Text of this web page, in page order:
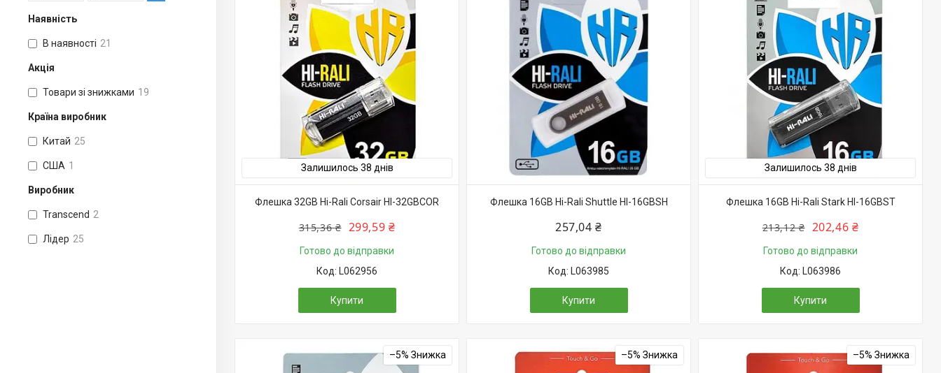
Наявність
В наявності 21
Акція
Товари зі знижками 19
Країна виробник
Китай 25
США 1
Виробник
Transcend 2
Лідер 25
Залишилось 38 днів
Флешка 32GB Hi-Rali Corsair HI-32GBCOR
315,36 ₴ 299,59 ₴
Готово до відправки
L062956
Купити
Флешка 16GB Hi-Rali Shuttle HI-16GBSH
257,04 ₴
Готово до відправки
L063985
Купити
Залишилось 38 днів
Флешка 16GB Hi-Rali Stark HI-16GBST
213,12 ₴ 202,46 ₴
Готово до відправки
L063986
Купити
–5% –5% –5%